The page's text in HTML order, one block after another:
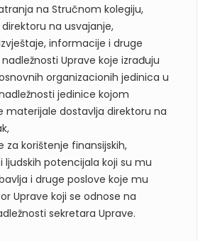
na Stručnom kolegiju,
na usvajanje,
informacije i druge
Uprave koje izrađuju
organizacionih jedinica u
jedinice kojom
materijale dostavlja direktoru na
za korištenje finansijskih,
ljudskih potencijala koji su mu
i druge poslove koje mu
Uprave koji se odnose na
sekretara Uprave.